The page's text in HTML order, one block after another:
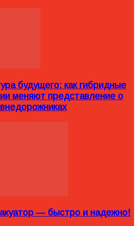
будущего: как гибридные
меняют представление о
— быстро и надежно!